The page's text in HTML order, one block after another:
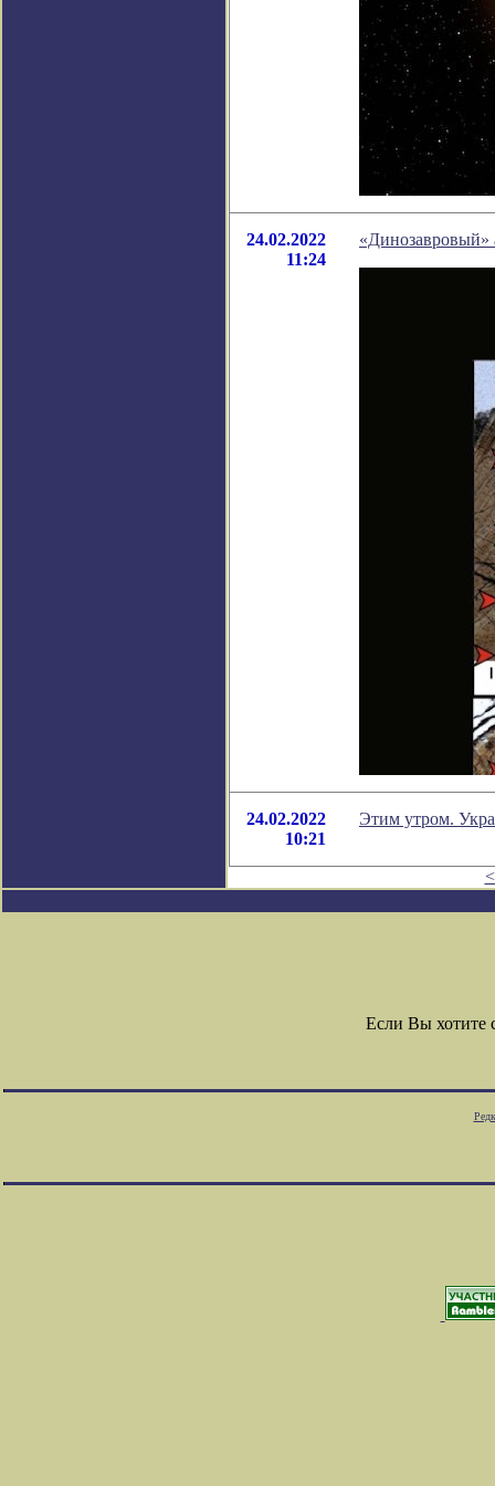
24.02.2022
11:24
«Динозавровый»
24.02.2022
10:21
Этим утром.
Если Вы хотите